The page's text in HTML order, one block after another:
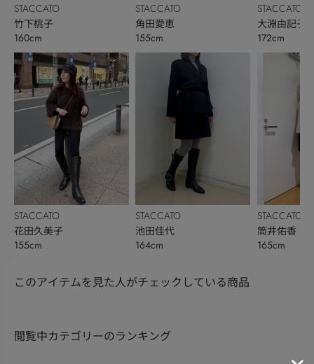
STACCATO
竹下桃子
160cm
STACCATO
花田久美子
155cm
STACCATO
角田愛恵
155cm
STACCATO
池田佳代
164cm
STACCATO
大淵由記子
172cm
STACCATO
筒井佑香
165cm
このアイテムを見た人がチェックしている商品
閲覧中カテゴリーのランキング